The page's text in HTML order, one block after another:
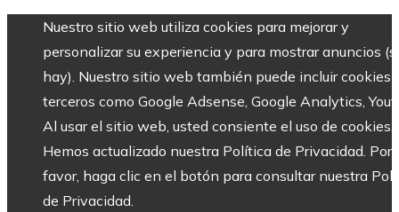
Nuestro sitio web utiliza cookies para mejorar y
personalizar su experiencia y para mostrar anuncios
hay). Nuestro sitio web también puede incluir cookies
terceros como Google Adsense, Google Analytics,
Al usar el sitio web, usted consiente el uso de cookies.
Hemos actualizado nuestra Política de Privacidad. Por
favor, haga clic en el botón para consultar nuestra
de Privacidad.